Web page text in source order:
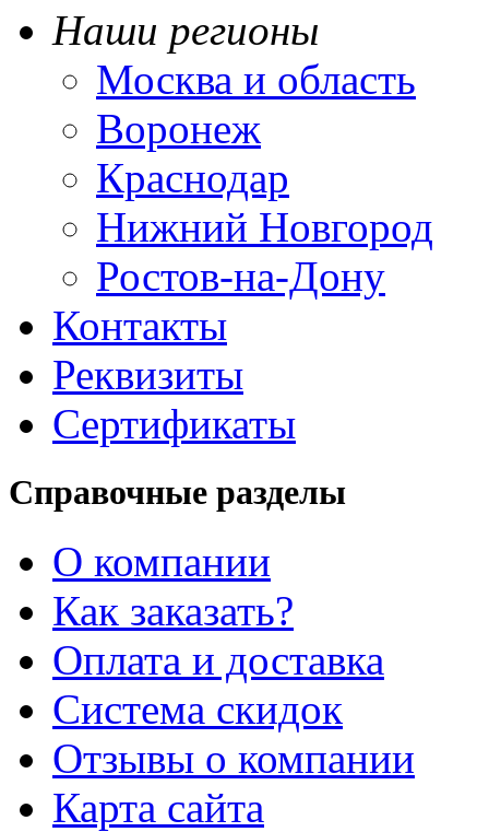
Наши регионы
Москва и область
Воронеж
Краснодар
Нижний Новгород
Ростов-на-Дону
Контакты
Реквизиты
Сертификаты
Справочные разделы
О компании
Как заказать?
Оплата и доставка
Система скидок
Отзывы о компании
Карта сайта